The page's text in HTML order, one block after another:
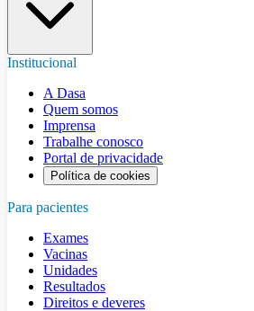
Institucional
A Dasa
Quem somos
Imprensa
Trabalhe conosco
Portal de privacidade
Política de cookies
Para pacientes
Exames
Vacinas
Unidades
Resultados
Direitos e deveres